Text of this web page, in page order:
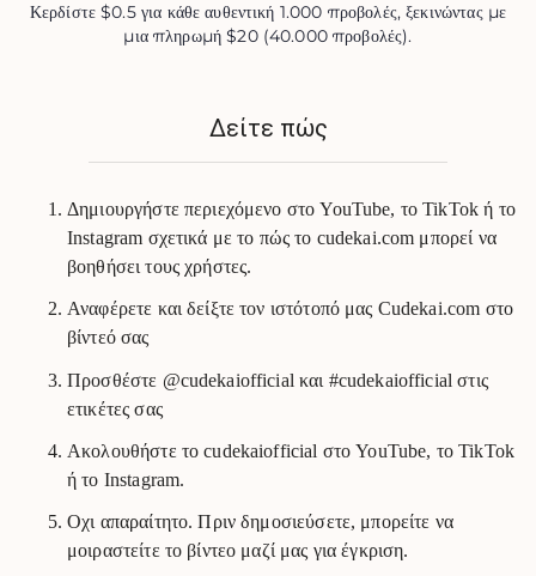
Κερδίστε $0.5 για κάθε αυθεντική 1.000 προβολές, ξεκινώντας με
μια πληρωμή $20 (40.000 προβολές).
Δείτε πώς
Δημιουργήστε περιεχόμενο στο YouTube, το TikTok ή το
Instagram σχετικά με το πώς το cudekai.com μπορεί να
βοηθήσει τους χρήστες.
Αναφέρετε και δείξτε τον ιστότοπό μας Cudekai.com στο
βίντεό σας
Προσθέστε @cudekaiofficial και #cudekaiofficial στις
ετικέτες σας
Ακολουθήστε το cudekaiofficial στο YouTube, το TikTok
ή το Instagram.
Οχι απαραίτητο. Πριν δημοσιεύσετε, μπορείτε να
μοιραστείτε το βίντεο μαζί μας για έγκριση.